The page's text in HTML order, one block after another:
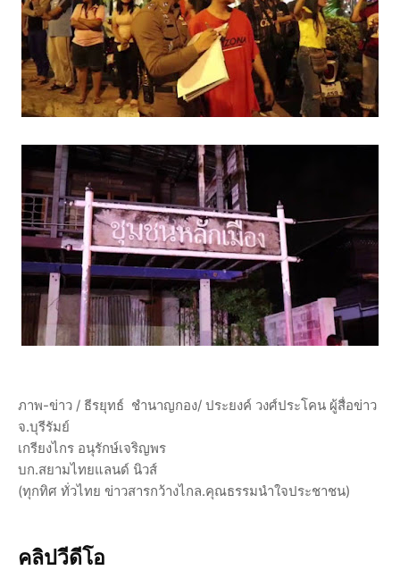
ภาพ-ข่าว / ธีรยุทธ์ ชำนาญกอง/ ประยงค์ วงศ์ประโคน ผู้สื่อข่าว
จ.บุรีรัมย์
เกรียงไกร อนุรักษ์เจริญพร
บก.สยามไทยแลนด์ นิวส์
(ทุกทิศ ทั่วไทย ข่าวสารกว้างไกล.คุณธรรมนำใจประชาชน)
คลิปวีดีโอ